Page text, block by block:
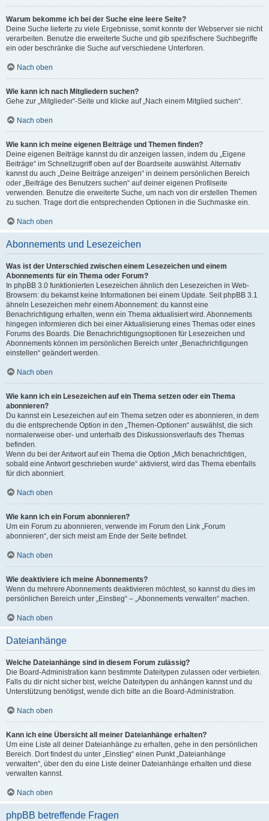
Warum bekomme ich bei der Suche eine leere Seite?
Deine Suche lieferte zu viele Ergebnisse, somit konnte der Webserver sie nicht
verarbeiten. Benutze die erweiterte Suche und gib spezifischere Suchbegriffe
ein oder beschränke die Suche auf verschiedene Unterforen.
Nach oben
Wie kann ich nach Mitgliedern suchen?
Gehe zur „Mitglieder“-Seite und klicke auf „Nach einem Mitglied suchen“.
Nach oben
Wie kann ich meine eigenen Beiträge und Themen finden?
Deine eigenen Beiträge kannst du dir anzeigen lassen, indem du „Eigene
Beiträge“ im Schnellzugriff oben auf der Boardseite auswählst. Alternativ
kannst du auch „Deine Beiträge anzeigen“ in deinem persönlichen Bereich
oder „Beiträge des Benutzers suchen“ auf deiner eigenen Profilseite
verwenden. Benutze die erweiterte Suche, um nach von dir erstellen Themen
zu suchen. Trage dort die entsprechenden Optionen in die Suchmaske ein.
Nach oben
Abonnements und Lesezeichen
Was ist der Unterschied zwischen einem Lesezeichen und einem
Abonnements für ein Thema oder Forum?
In phpBB 3.0 funktionierten Lesezeichen ähnlich den Lesezeichen in Web-
Browsern: du bekamst keine Informationen bei einem Update. Seit phpBB 3.1
ähneln Lesezeichen mehr einem Abonnement: du kannst eine
Benachrichtigung erhalten, wenn ein Thema aktualisiert wird. Abonnements
hingegen informieren dich bei einer Aktualisierung eines Themas oder eines
Forums des Boards. Die Benachrichtigungsoptionen für Lesezeichen und
Abonnements können im persönlichen Bereich unter „Benachrichtigungen
einstellen“ geändert werden.
Nach oben
Wie kann ich ein Lesezeichen auf ein Thema setzen oder ein Thema
abonnieren?
Du kannst ein Lesezeichen auf ein Thema setzen oder es abonnieren, in dem
du die entsprechende Option in den „Themen-Optionen“ auswählst, die sich
normalerweise ober- und unterhalb des Diskussionsverlaufs des Themas
befinden.
Wenn du bei der Antwort auf ein Thema die Option „Mich benachrichtigen,
sobald eine Antwort geschrieben wurde“ aktivierst, wird das Thema ebenfalls
für dich abonniert.
Nach oben
Wie kann ich ein Forum abonnieren?
Um ein Forum zu abonnieren, verwende im Forum den Link „Forum
abonnieren“, der sich meist am Ende der Seite befindet.
Nach oben
Wie deaktiviere ich meine Abonnements?
Wenn du mehrere Abonnements deaktivieren möchtest, so kannst du dies im
persönlichen Bereich unter „Einstieg“ – „Abonnements verwalten“ machen.
Nach oben
Dateianhänge
Welche Dateianhänge sind in diesem Forum zulässig?
Die Board-Administration kann bestimmte Dateitypen zulassen oder verbieten.
Falls du dir nicht sicher bist, welche Dateitypen du anhängen kannst und du
Unterstützung benötigst, wende dich bitte an die Board-Administration.
Nach oben
Kann ich eine Übersicht all meiner Dateianhänge erhalten?
Um eine Liste all deiner Dateianhänge zu erhalten, gehe in den persönlichen
Bereich. Dort findest du unter „Einstieg“ einen Punkt „Dateianhänge
verwalten“, über den du eine Liste deiner Dateianhänge erhalten und diese
verwalten kannst.
Nach oben
phpBB betreffende Fragen